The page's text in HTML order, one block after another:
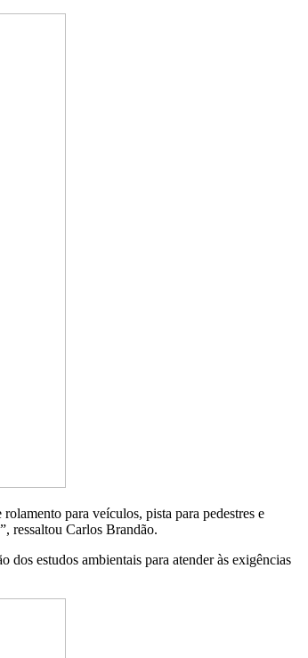
para veículos, pista para pedestres e
ressaltou Carlos Brandão.
estudos ambientais para atender às exigências